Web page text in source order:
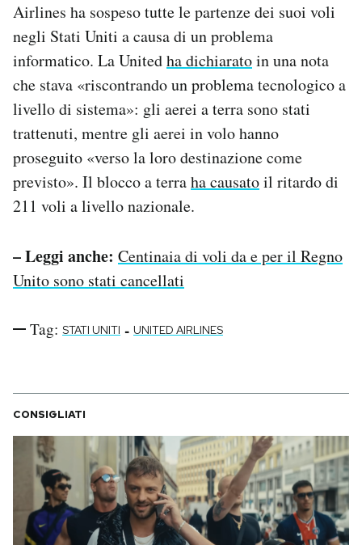
AREA PERSONALE
Newsletter
Notifiche mobile
Regala il Post
Hai bisogno di aiuto?
Esci
Airlines ha sospeso tutte le partenze dei suoi voli
negli Stati Uniti a causa di un problema
informatico. La Unitedha dichiaratoin una nota
che stava «riscontrando un problema tecnologico a
livello di sistema»: gli aerei a terra sono stati
trattenuti, mentre gli aerei in volo hanno
proseguito «verso la loro destinazione come
previsto». Il blocco a terraha causatoil ritardo di
211 voli a livello nazionale.
– Leggi anche: Centinaia di voli da e per il Regno
Unito sono stati cancellati
Tag: STATI UNITI - UNITED AIRLINES
CONSIGLIATI